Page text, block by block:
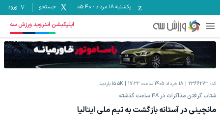
یکشنبه ۱۸ مرداد -
05:40 جستجو ورود
اپلیکیشن اندروید ورزش سه
کد: 2366273 18 خرداد 1405 ساعت 17:32 15.5K بازدید
شتاب گرفتن مذاکرات در ۴۸ ساعت گذشته
مانچینی در آستانه بازگشت به تیم ملی ایتالیا